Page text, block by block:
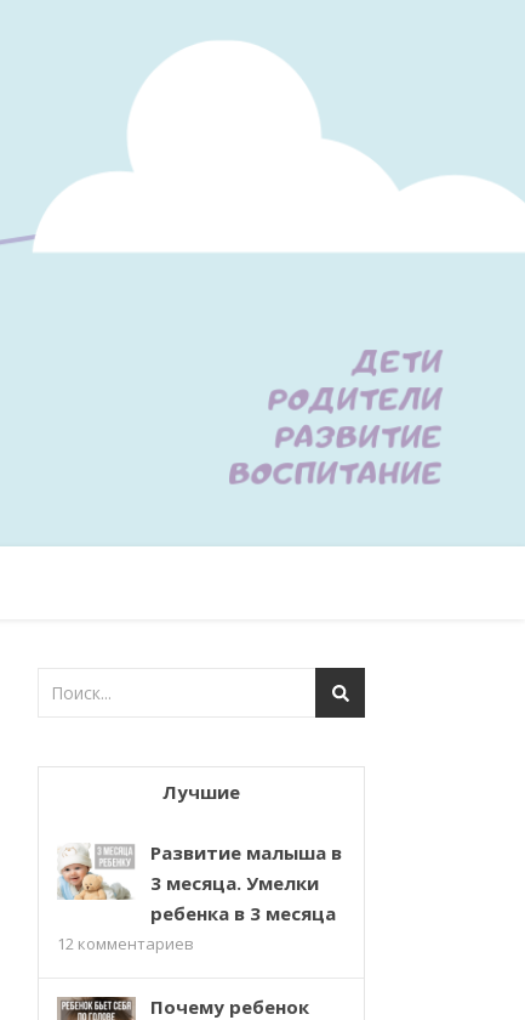
Лучшие
Развитие малыша в
3 месяца. Умелки
ребенка в 3 месяца
12 комментариев
Почему ребенок